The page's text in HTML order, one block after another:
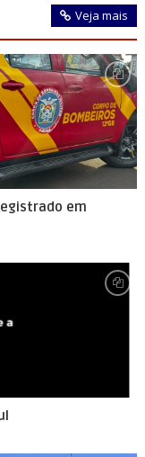
Veja mais
em